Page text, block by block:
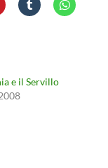
e il Servillo